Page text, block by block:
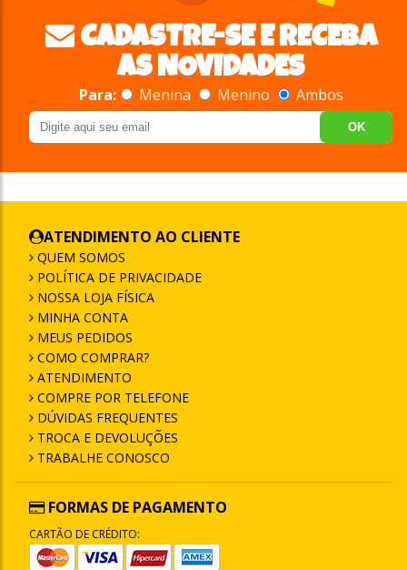
CADASTRE-SE E RECEBA
AS NOVIDADES
Para: Menina Menino Ambos
OK
ATENDIMENTO AO CLIENTE
QUEM SOMOS
POLÍTICA DE PRIVACIDADE
NOSSA LOJA FÍSICA
MINHA CONTA
MEUS PEDIDOS
COMO COMPRAR?
ATENDIMENTO
COMPRE POR TELEFONE
DÚVIDAS FREQUENTES
TROCA E DEVOLUÇÕES
TRABALHE CONOSCO
FORMAS DE PAGAMENTO
CARTÃO DE CRÉDITO: